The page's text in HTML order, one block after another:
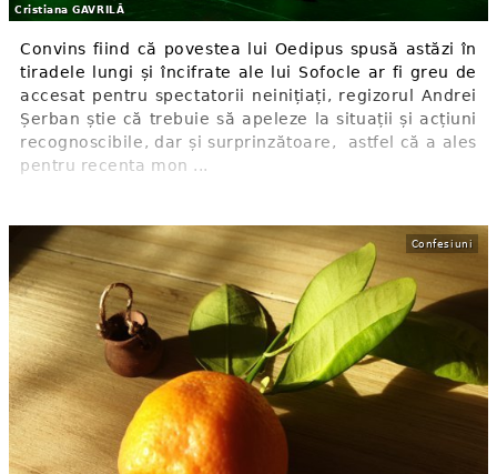
Cristiana GAVRILĂ
Convins fiind că povestea lui Oedipus spusă astăzi în
tiradele lungi și încifrate ale lui Sofocle ar fi greu de
accesat pentru spectatorii neinițiați, regizorul Andrei
Șerban știe că trebuie să apeleze la situații și acțiuni
recognoscibile, dar și surprinzătoare, astfel că a ales
pentru recenta mon ...
Confesiuni